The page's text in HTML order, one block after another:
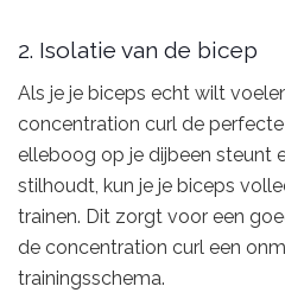
2. Isolatie van de bicep
Als je je biceps echt wilt
concentration curl de
elleboog op je dijbeen steunt
stilhoudt, kun je je biceps
trainen. Dit zorgt voor een
de concentration curl een
trainingsschema.